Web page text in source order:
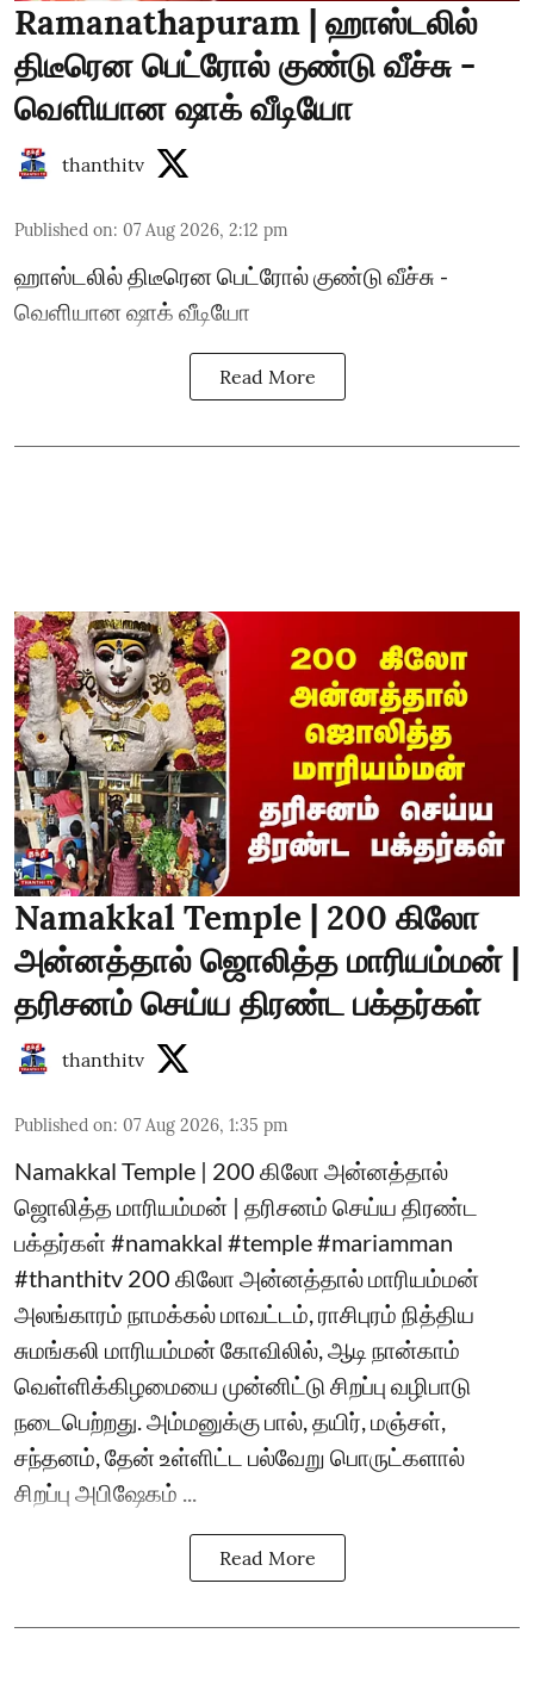
Ramanathapuram | ஹாஸ்டலில்
திடீரென பெட்ரோல் குண்டு வீச்சு -
வெளியான ஷாக் வீடியோ
thanthitv
Published on: 07 Aug 2026, 2:12 pm
ஹாஸ்டலில் திடீரென பெட்ரோல் குண்டு வீச்சு -
வெளியான ஷாக் வீடியோ
Read More
Namakkal Temple | 200 கிலோ
அன்னத்தால் ஜொலித்த மாரியம்மன் |
தரிசனம் செய்ய திரண்ட பக்தர்கள்
thanthitv
Published on: 07 Aug 2026, 1:35 pm
Namakkal Temple | 200 கிலோ அன்னத்தால்
ஜொலித்த மாரியம்மன் | தரிசனம் செய்ய திரண்ட
பக்தர்கள் #namakkal #temple #mariamman
#thanthitv 200 கிலோ அன்னத்தால் மாரியம்மன்
அலங்காரம் நாமக்கல் மாவட்டம், ராசிபுரம் நித்திய
சுமங்கலி மாரியம்மன் கோவிலில், ஆடி நான்காம்
வெள்ளிக்கிழமையை முன்னிட்டு சிறப்பு வழிபாடு
நடைபெற்றது. அம்மனுக்கு பால், தயிர், மஞ்சள்,
சந்தனம், தேன் உள்ளிட்ட பல்வேறு பொருட்களால்
சிறப்பு அபிஷேகம் ...
Read More